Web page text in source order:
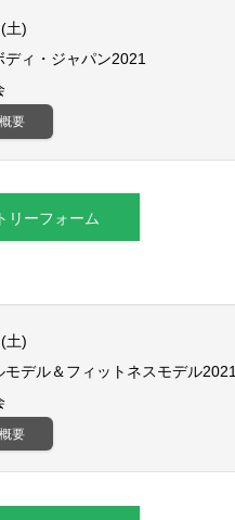
土)
ディ・ジャパン2021
要
リーフォーム
土)
モデル＆フィットネスモデル2021
要